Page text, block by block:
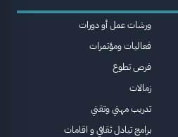
ورشات عمل أو دورات
فعاليات ومؤتمرات
فرص تطوع
زمالات
تدريب مهني وتقني
برامج تبادل ثقافي و اقامات